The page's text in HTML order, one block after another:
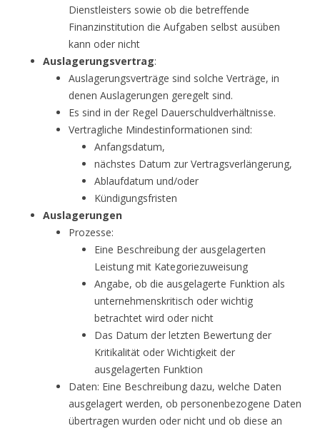
Dienstleisters sowie ob die betreffende
Finanzinstitution die Aufgaben selbst ausüben
kann oder nicht
Auslagerungsvertrag:
Auslagerungsverträge sind solche Verträge, in
denen Auslagerungen geregelt sind.
Es sind in der Regel Dauerschuldverhältnisse.
Vertragliche Mindestinformationen sind:
Anfangsdatum,
nächstes Datum zur Vertragsverlängerung,
Ablaufdatum und/oder
Kündigungsfristen
Auslagerungen
Prozesse:
Eine Beschreibung der ausgelagerten
Leistung mit Kategoriezuweisung
Angabe, ob die ausgelagerte Funktion als
unternehmenskritisch oder wichtig
betrachtet wird oder nicht
Das Datum der letzten Bewertung der
Kritikalität oder Wichtigkeit der
ausgelagerten Funktion
Daten: Eine Beschreibung dazu, welche Daten
ausgelagert werden, ob personenbezogene Daten
übertragen wurden oder nicht und ob diese an